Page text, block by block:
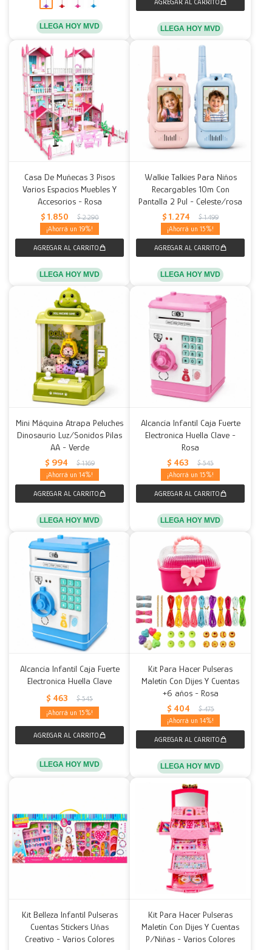
LLEGA HOY MVD LLEGA HOY MVD
Casa De Muñecas 3 Pisos
Varios Espacios Muebles Y
Accesorios - Rosa
$ 1.850 $ 2.290
19
LLEGA HOY MVD
Walkie Talkies Para Niños
Recargables 10m Con
Pantalla 2 Pul - Celeste/rosa
$ 1.274 $ 1.499
15
LLEGA HOY MVD
Mini Máquina Atrapa Peluches
Dinosaurio Luz/Sonidos Pilas
AA - Verde
$ 994 $ 1.169
14
LLEGA HOY MVD
Alcancía Infantil Caja Fuerte
Electronica Huella Clave -
Rosa
$ 463 $ 545
15
LLEGA HOY MVD
Alcancía Infantil Caja Fuerte
Electronica Huella Clave
$ 463 $ 545
15
LLEGA HOY MVD
Kit Para Hacer Pulseras
Maletín Con Dijes Y Cuentas
+6 años - Rosa
$ 404 $ 475
14
LLEGA HOY MVD
Kit Belleza Infantil Pulseras
Cuentas Stickers Uñas
Creativo - Varios Colores
Kit Para Hacer Pulseras
Maletín Con Dijes Y Cuentas
P/Niñas - Varios Colores